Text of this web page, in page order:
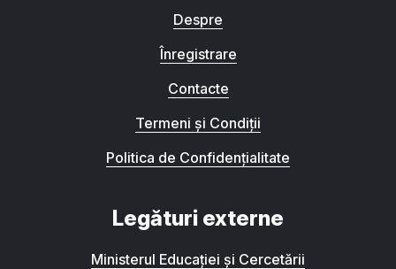
Despre
Înregistrare
Contacte
Termeni și Condiții
Politica de Confidențialitate
Legături externe
Ministerul Educației și Cercetării